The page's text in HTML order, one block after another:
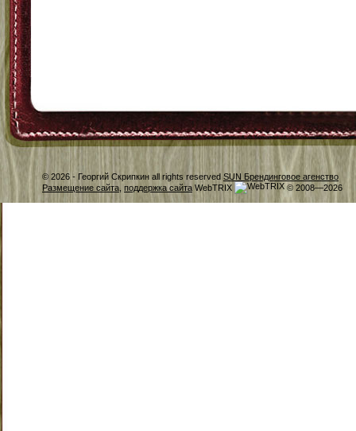
© 2026 - Георгий Скрипкин all rights reserved SUN Брендинговое агенство
Размещение сайта, поддержка сайта WebTRIX © 2008—2026